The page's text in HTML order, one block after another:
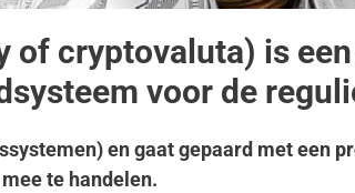
cryptovaluta) is
voor de
en gaat gepaard met een
te handelen.